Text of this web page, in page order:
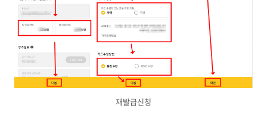
재발급신청